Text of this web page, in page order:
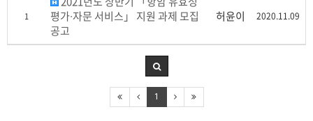
1
평가∙자문 서비스」 지원 과제 모집
공고
허윤이 2020.11.09
1